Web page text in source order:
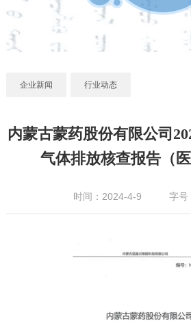
企业新闻 行业动态
内蒙古蒙药股份有限公司
气体排放核查报告（医
时间：2024-4-9 字号